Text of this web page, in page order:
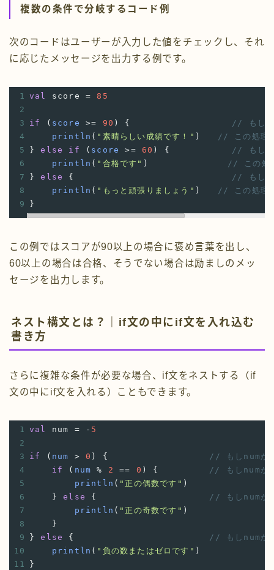
複数の条件で分岐するコード例
次のコードはユーザーが入力した値をチェックし、それ
に応じたメッセージを出力する例です。
1 val score =
85
2
3
if ( score >= 90 ) {
// もし点
4
println ( "素晴らしい成績です！" )
// この処理
5
} else if ( score >= 60 ) {
// もし点
6
println ( "合格です" )
// この処
7
} else {
// もしど
8
println ( "もっと頑張りましょう" )
// この処理
9
}
この例ではスコアが90以上の場合に褒め言葉を出し、
60以上の場合は合格、そうでない場合は励ましのメッ
セージを出力します。
ネスト構文とは？｜if文の中にif文を入れ込む
書き方
さらに複雑な条件が必要な場合、if文をネストする（if
文の中にif文を入れる）こともできます。
1 val num = - 5
2
3
if ( num > 0 ) {
// もしnumが0
4
if ( num % 2 == 0 ) {
// もしnumが
5
println ( "正の偶数です" )
6
    }
else {
// もしnumが
7
println ( "正の奇数です" )
8
    }
9
} else {
// もしnumが0
10
println ( "負の数またはゼロです" )
11
}